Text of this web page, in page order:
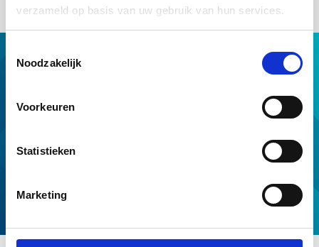
verzameld op basis van uw gebruik van hun services.
Noodzakelijk
Voorkeuren
Statistieken
Marketing
Hypotheek met NHG
NHG op maat
Download & tools